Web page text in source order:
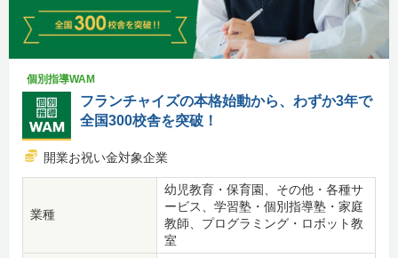
個別指導WAM
フランチャイズの本格始動から、わずか3年で
全国300校舎を突破！
開業お祝い金対象企業
業種
幼児教育・保育園、その他・各種サ
ービス、学習塾・個別指導塾・家庭
教師、プログラミング・ロボット教
室